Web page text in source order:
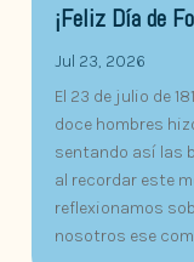
¡Feliz Día de
Jul 23, 2026
El 23 de julio de
doce hombres
sentando así las
al recordar este
reflexionamos
nosotros ese